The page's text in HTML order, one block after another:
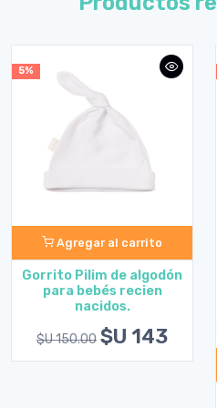
5%
Agregar al carrito
Gorrito Pilim de algodón
para bebés recien
nacidos.
$U 150.00 $U 143